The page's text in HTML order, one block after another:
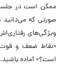
ممکن است در
صورتی که می‌دانید
ویژگی‌های
«نقاط ضعف و
است؟» آماده باشید.